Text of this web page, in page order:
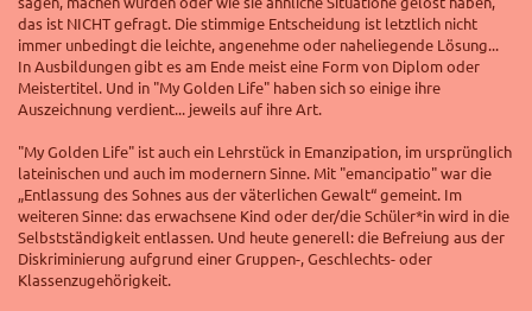
das ist NICHT gefragt. Die stimmige Entscheidung ist letztlich nicht
immer unbedingt die leichte, angenehme oder naheliegende Lösung...
In Ausbildungen gibt es am Ende meist eine Form von Diplom oder
Meistertitel. Und in "My Golden Life" haben sich so einige ihre
Auszeichnung verdient... jeweils auf ihre Art.
"My Golden Life" ist auch ein Lehrstück in Emanzipation, im ursprünglich
lateinischen und auch im modernern Sinne. Mit "emancipatio" war die
„Entlassung des Sohnes aus der väterlichen Gewalt“ gemeint. Im
weiteren Sinne: das erwachsene Kind oder der/die Schüler*in wird in die
Selbstständigkeit entlassen. Und heute generell: die Befreiung aus der
Diskriminierung aufgrund einer Gruppen-, Geschlechts- oder
Klassenzugehörigkeit.